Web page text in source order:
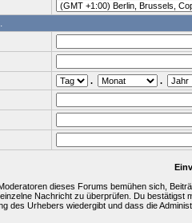
.
.
dieses Forums bemühen sich,
Nachricht zu überprüfen. Du
des Urhebers wiedergibt und dass die